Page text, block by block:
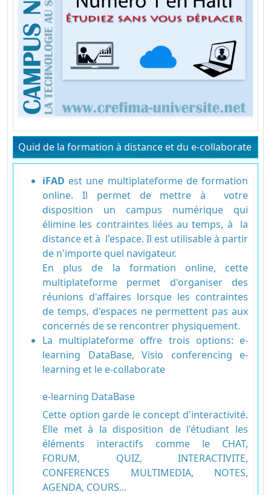
Quid de la formation à distance et du e-collaborate
iFAD est une multiplateforme de formation
online. Il permet de mettre à votre
disposition un campus numérique qui
élimine les contraintes liées au temps, à la
distance et à l'espace. Il est utilisable à partir
de n'importe quel navigateur.
En plus de la formation online, cette
multiplateforme permet d'organiser des
réunions d'affaires lorsque les contraintes
de temps, d'espaces ne permettent pas aux
concernés de se rencontrer physiquement.
La multiplateforme offre trois options: e-
learning DataBase, Visio conferencing e-
learning et le e-collaborate
e-learning DataBase
Cette option garde le concept d'interactivité.
Elle met à la disposition de l'étudiant les
éléments interactifs comme le CHAT,
FORUM, QUIZ, INTERACTIVITE,
CONFERENCES MULTIMEDIA, NOTES,
AGENDA, COURS...